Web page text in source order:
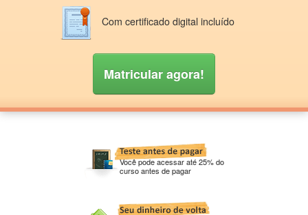
Com certificado digital incluído
Matricular agora!
Você pode acessar até 25% do
curso antes de pagar